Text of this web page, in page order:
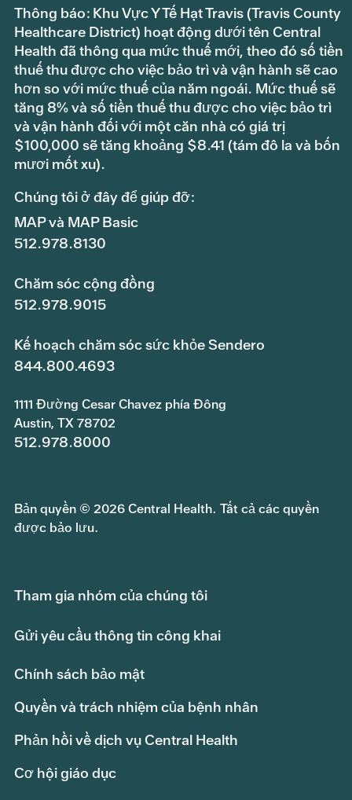
Thông báo: Khu Vực Y Tế Hạt Travis (Travis County
Healthcare District) hoạt động dưới tên Central
Health đã thông qua mức thuế mới, theo đó số tiền
thuế thu được cho việc bảo trì và vận hành sẽ cao
hơn so với mức thuế của năm ngoái. Mức thuế sẽ
tăng 8% và số tiền thuế thu được cho việc bảo trì
và vận hành đối với một căn nhà có giá trị
$100,000 sẽ tăng khoảng $8.41 (tám đô la và bốn
mươi mốt xu).
Chúng tôi ở đây để giúp đỡ:
MAP và MAP Basic
512.978.8130
Chăm sóc cộng đồng
512.978.9015
Kế hoạch chăm sóc sức khỏe Sendero
844.800.4693
1111 Đường Cesar Chavez phía Đông
Austin, TX 78702
512.978.8000
Bản quyền © 2026 Central Health. Tất cả các quyền
được bảo lưu.
Tham gia nhóm của chúng tôi
Gửi yêu cầu thông tin công khai
Chính sách bảo mật
Quyền và trách nhiệm của bệnh nhân
Phản hồi về dịch vụ Central Health
Cơ hội giáo dục